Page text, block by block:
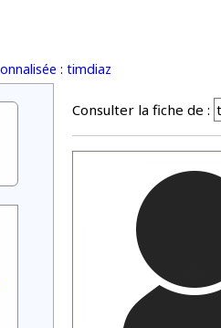
: timdiaz
Consulter la fiche de :